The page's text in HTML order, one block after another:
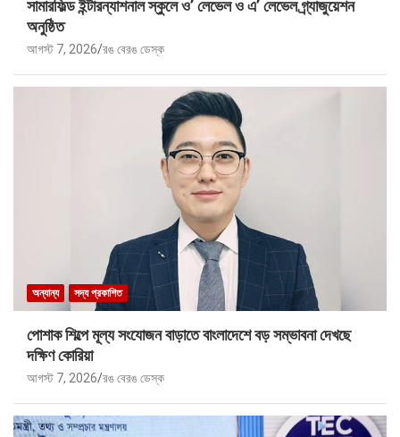
সামারফিল্ড ইন্টারন্যাশনাল স্কুলে ও’ লেভেল ও এ’ লেভেল গ্র্যাজুয়েশন
অনুষ্ঠিত
আগস্ট 7, 2026 রঙ বেরঙ ডেস্ক
অন্যান্য সদ্য প্রকাশিত
পোশাক শিল্পে মূল্য সংযোজন বাড়াতে বাংলাদেশে বড় সম্ভাবনা দেখছে
দক্ষিণ কোরিয়া
আগস্ট 7, 2026 রঙ বেরঙ ডেস্ক